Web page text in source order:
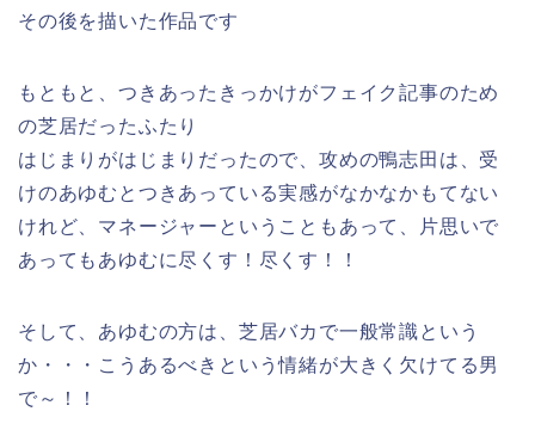
その後を描いた作品です
もともと、つきあったきっかけがフェイク記事のため
の芝居だったふたり
はじまりがはじまりだったので、攻めの鴨志田は、受
けのあゆむとつきあっている実感がなかなかもてない
けれど、マネージャーということもあって、片思いで
あってもあゆむに尽くす！尽くす！！
そして、あゆむの方は、芝居バカで一般常識という
か・・・こうあるべきという情緒が大きく欠けてる男
で～！！